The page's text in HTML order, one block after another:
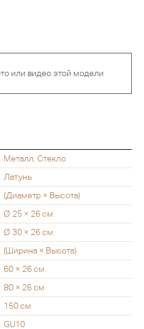
или видео этой модели
Металл, Стекло
Латунь
(Диаметр × Высота)
Ø 25 × 26 см
Ø 30 × 26 см
(Ширина × Высота)
60 × 26 см
80 × 26 см
150 см
GU10